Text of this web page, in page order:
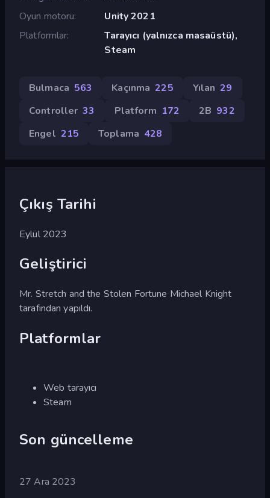
Oyun motoru
Unity 2021
Platformlar
Tarayıcı (yalnızca masaüstü),
Steam
Bulmaca 563 Kaçınma 225 Yılan 29
Controller 33 Platform 172 2B 932
Engel 215 Toplama 428
Çıkış Tarihi
Eylül 2023
Geliştirici
Mr. Stretch and the Stolen Fortune Michael Knight
tarafından yapıldı.
Platformlar
Web tarayıcı
Steam
Son güncelleme
27 Ara 2023